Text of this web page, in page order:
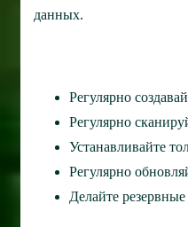
данных.
Регулярно
Регулярно
Устанавливайте
Регулярно
Делайте